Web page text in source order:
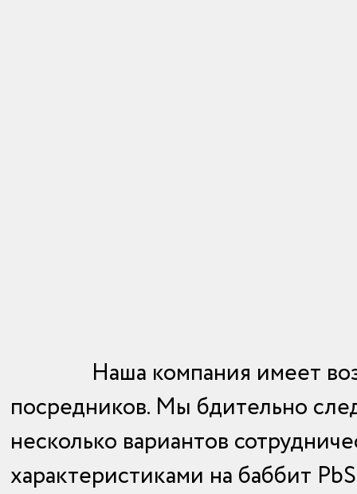
Наша компания имеет
посредников. Мы бдительно
несколько вариантов
характеристиками на баббит